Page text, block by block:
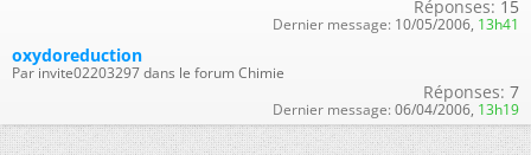
Réponses: 15
Dernier message: 10/05/2006, 13h41
oxydoreduction
Par invite02203297 dans le forum Chimie
Réponses: 7
Dernier message: 06/04/2006, 13h19